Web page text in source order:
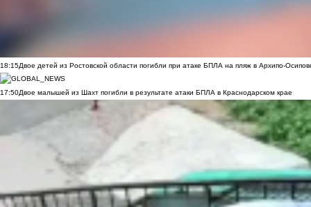
18:15Двое детей из Ростовской области погибли при атаке БПЛА на пляж в Архипо-
17:50Двое малышей из Шахт погибли в результате атаки БПЛА в Краснодарском крае